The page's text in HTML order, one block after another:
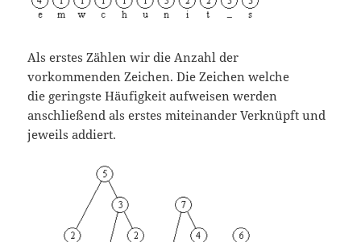
Als erstes Zählen wir die Anzahl der
vorkommenden Zeichen. Die Zeichen welche
die geringste Häufigkeit aufweisen werden
anschließend als erstes miteinander Verknüpft und
jeweils addiert.